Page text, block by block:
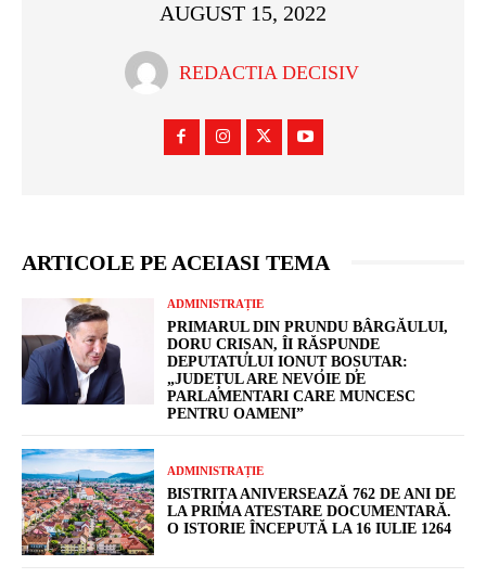
AUGUST 15, 2022
REDACTIA DECISIV
ARTICOLE PE ACEIASI TEMA
ADMINISTRAȚIE
PRIMARUL DIN PRUNDU BÂRGĂULUI,
DORU CRIȘAN, ÎI RĂSPUNDE
DEPUTATULUI IONUȚ BOȘUTAR:
„JUDEȚUL ARE NEVOIE DE
PARLAMENTARI CARE MUNCESC
PENTRU OAMENI”
ADMINISTRAȚIE
BISTRIȚA ANIVERSEAZĂ 762 DE ANI DE
LA PRIMA ATESTARE DOCUMENTARĂ.
O ISTORIE ÎNCEPUTĂ LA 16 IULIE 1264